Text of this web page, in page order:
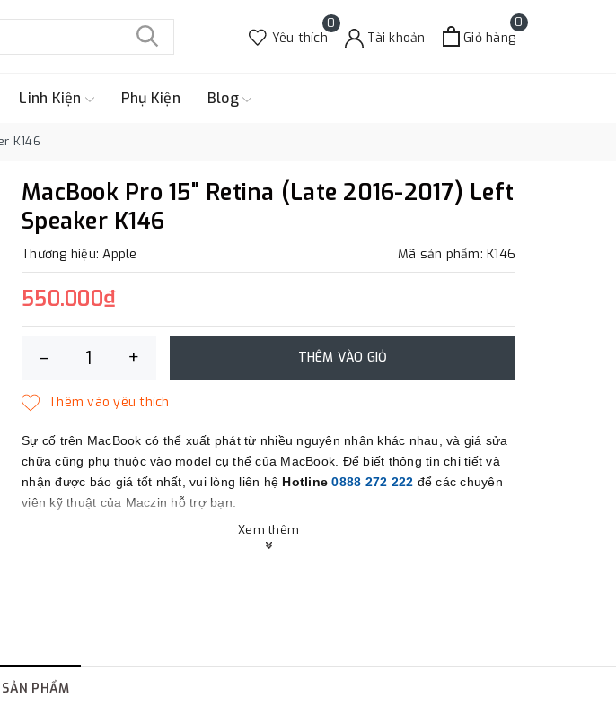
0
Yêu thích Tài khoản
0
Giỏ hàng
Linh Kiện Phụ Kiện Blog
K146
MacBook Pro 15" Retina (Late 2016-2017) Left
Speaker K146
Thương hiệu: Apple Mã sản phẩm: K146
550.000₫
– + THÊM VÀO GIỎ
Sự cố trên MacBook có thể xuất phát từ nhiều nguyên nhân khác nhau, và giá sửa
chữa cũng phụ thuộc vào model cụ thể của MacBook. Để biết thông tin chi tiết và
nhận được báo giá tốt nhất, vui lòng liên hệ Hotline 0888 272 222 để các chuyên
viên kỹ thuật của Maczin hỗ trợ bạn.
Xem thêm
PHẨM